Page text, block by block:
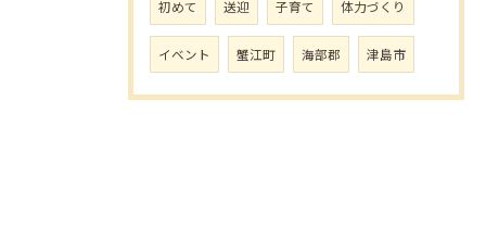
初めて 送迎 子育て 体力づくり
イベント 蟹江町 海部郡 津島市